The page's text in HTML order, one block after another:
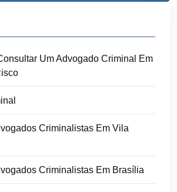
Um Advogado Criminal Em
Criminalistas Em Vila
Criminalistas Em Brasília